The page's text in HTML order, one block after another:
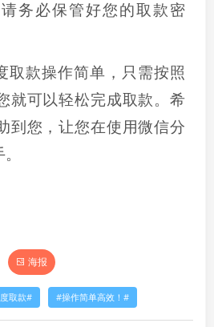
务必保管好您的取款密
取款操作简单，只需按照
就可以轻松完成取款。希
到您，让您在使用微信分
海报
取款 操作简单高效！